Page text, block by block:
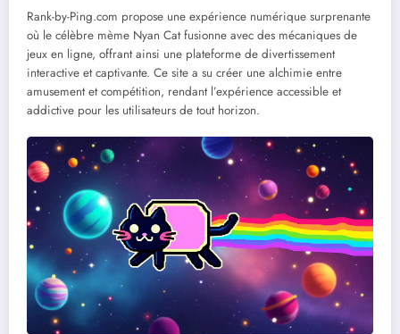
Rank-by-Ping.com propose une expérience numérique surprenante
où le célèbre mème Nyan Cat fusionne avec des mécaniques de
jeux en ligne, offrant ainsi une plateforme de divertissement
interactive et captivante. Ce site a su créer une alchimie entre
amusement et compétition, rendant l’expérience accessible et
addictive pour les utilisateurs de tout horizon.